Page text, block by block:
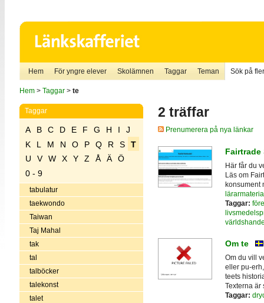
Hem För yngre elever Skolämnen Taggar Teman Sök på
Hem> Taggar> te
Taggar
A B C D E F G H I
J
K
L M N O P Q R S
T
U
V W X Y Z Å Ä
Ö
0 - 9
tabulatur
taekwondo
Taiwan
Taj Mahal
tak
tal
talböcker
talekonst
talet
2 träffar
Prenumerera på nya länkar
Fairtrade
Här får du
Läs om
konsument
Taggar:
Om te
Om du vill
eller pu-
teets
Texterna är
Taggar: